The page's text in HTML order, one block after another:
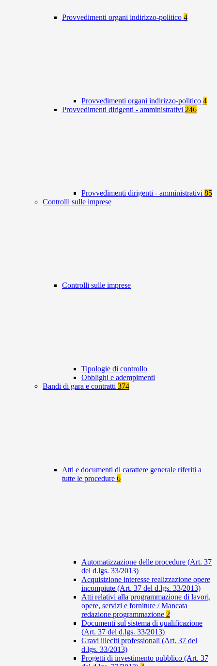
Provvedimenti organi indirizzo-politico 4
Provvedimenti organi indirizzo-politico 4
Provvedimenti dirigenti - amministrativi 246
Provvedimenti dirigenti - amministrativi 85
Controlli sulle imprese
Controlli sulle imprese
Tipologie di controllo
Obblighi e adempimenti
Bandi di gara e contratti 374
Atti e documenti di carattere generale riferiti a
tutte le procedure 6
Automatizzazione delle procedure (Art. 37
del d.lgs. 33/2013)
Acquisizione interesse realizzazione opere
incompiute (Art. 37 del d.lgs. 33/2013)
Atti relativi alla programmazione di lavori,
opere, servizi e forniture / Mancata
redazione programmazione 2
Documenti sul sistema di qualificazione
(Art. 37 del d.lgs. 33/2013)
Gravi illeciti professionali (Art. 37 del
d.lgs. 33/2013)
Progetti di investimento pubblico (Art. 37